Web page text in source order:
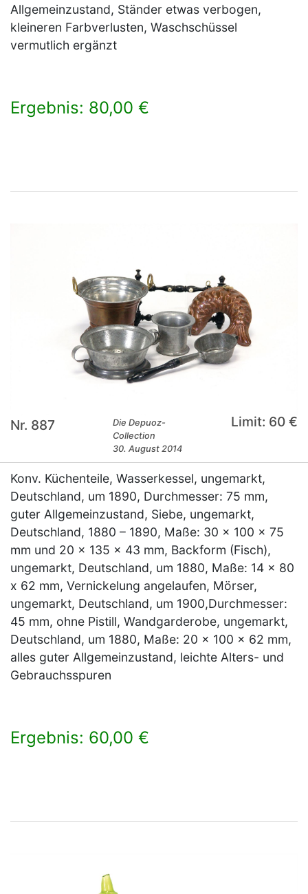
Allgemeinzustand, Ständer etwas verbogen,
kleineren Farbverlusten, Waschschüssel
vermutlich ergänzt
Ergebnis: 80,00 €
Nr. 887
Die Depuoz-
Collection
30. August 2014
Limit: 60 €
Konv. Küchenteile, Wasserkessel, ungemarkt,
Deutschland, um 1890, Durchmesser: 75 mm,
guter Allgemeinzustand, Siebe, ungemarkt,
Deutschland, 1880 – 1890, Maße: 30 x 100 x 75
mm und 20 x 135 x 43 mm, Backform (Fisch),
ungemarkt, Deutschland, um 1880, Maße: 14 x 80
x 62 mm, Vernickelung angelaufen, Mörser,
ungemarkt, Deutschland, um 1900,Durchmesser:
45 mm, ohne Pistill, Wandgarderobe, ungemarkt,
Deutschland, um 1880, Maße: 20 x 100 x 62 mm,
alles guter Allgemeinzustand, leichte Alters- und
Gebrauchsspuren
Ergebnis: 60,00 €